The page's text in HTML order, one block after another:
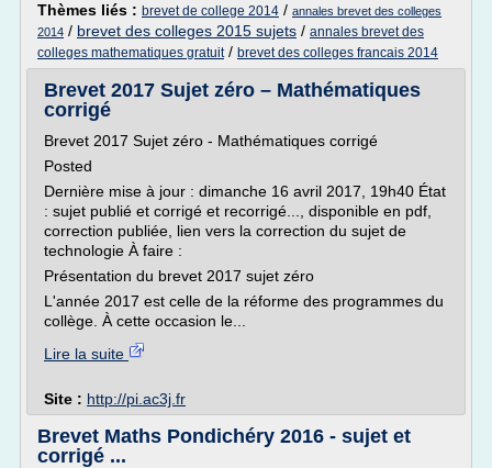
Thèmes liés : brevet de college 2014 / annales brevet des colleges
2014 / brevet des colleges 2015 sujets / annales brevet des
colleges mathematiques gratuit/ brevet des colleges francais 2014
Brevet 2017 Sujet zéro – Mathématiques
corrigé
Brevet 2017 Sujet zéro - Mathématiques corrigé
Posted
Dernière mise à jour : dimanche 16 avril 2017, 19h40 État
: sujet publié et corrigé et recorrigé..., disponible en pdf,
correction publiée, lien vers la correction du sujet de
technologie À faire :
Présentation du brevet 2017 sujet zéro
L'année 2017 est celle de la réforme des programmes du
collège. À cette occasion le...
Lire la suite
Site : http://pi.ac3j.fr
Brevet Maths Pondichéry 2016 - sujet et
corrigé ...